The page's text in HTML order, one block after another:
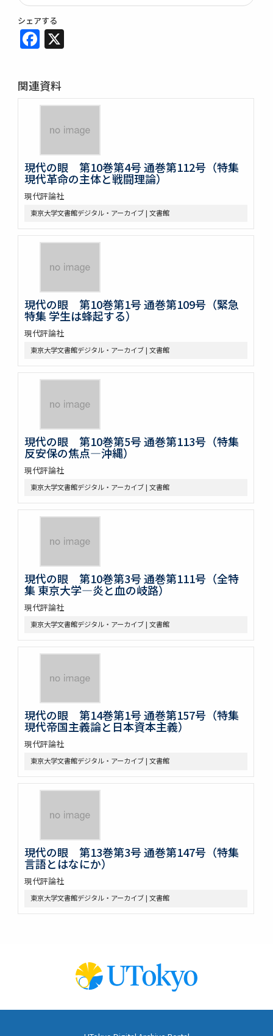
シェアする
Facebook
関連資料
現代の眼 第10巻第4号 通巻第112号（特集
現代革命の主体と戦闘理論）
現代評論社
東京大学文書館デジタル・アーカイブ | 文書館
現代の眼 第10巻第1号 通巻第109号（緊急
特集 学生は蜂起する）
現代評論社
東京大学文書館デジタル・アーカイブ | 文書館
現代の眼 第10巻第5号 通巻第113号（特集
反安保の焦点―沖縄）
現代評論社
東京大学文書館デジタル・アーカイブ | 文書館
現代の眼 第10巻第3号 通巻第111号（全特
集 東京大学―炎と血の岐路）
現代評論社
東京大学文書館デジタル・アーカイブ | 文書館
現代の眼 第14巻第1号 通巻第157号（特集
現代帝国主義論と日本資本主義）
現代評論社
東京大学文書館デジタル・アーカイブ | 文書館
現代の眼 第13巻第3号 通巻第147号（特集
言語とはなにか）
現代評論社
東京大学文書館デジタル・アーカイブ | 文書館